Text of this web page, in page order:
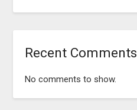
Recent Comments
No comments to show.